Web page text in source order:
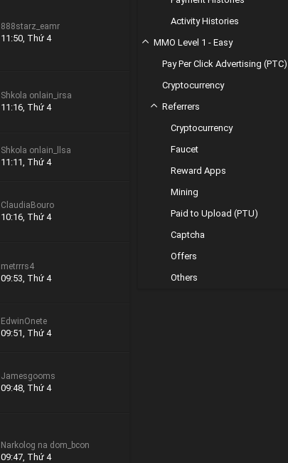
888starz_eamr
11:50, Thứ 4
Shkola onlain_irsa
11:16, Thứ 4
Shkola onlain_llsa
11:11, Thứ 4
ClaudiaBouro
10:16, Thứ 4
metrrrs4
09:53, Thứ 4
EdwinOnete
09:51, Thứ 4
Jamesgooms
09:48, Thứ 4
Narkolog na dom_bcon
09:47, Thứ 4
Activity Histories
MMO Level 1 - Easy
Pay Per Click Advertising (PTC)
Cryptocurrency
Referrers
Cryptocurrency
Faucet
Reward Apps
Mining
Paid to Upload (PTU)
Captcha
Offers
Others